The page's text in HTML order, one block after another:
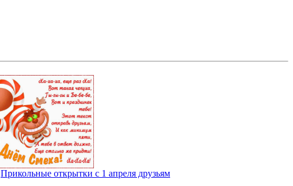
Прикольные открытки с 1 апреля друзьям